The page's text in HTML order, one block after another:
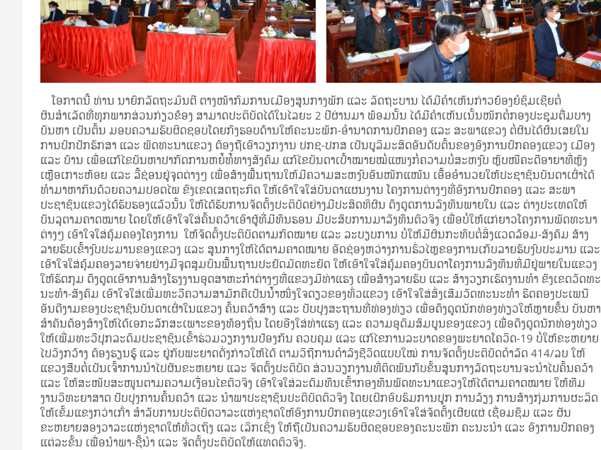
ໂອກາດນີ້ ທ່ານ ນາຍົກລັດຖະມົນຕີ ຕາງໜ້າກົມການເມືອງສູນກາງພັກ ແລະ ລັດຖະບານ ໄດ້ມີຄຳເຫັນກ່າວຍ້ອງຍໍຊົມເຊີຍຕໍ່
ຜົນສຳເລັດທີ່ທຸກພາກສ່ວນກ່ຽວຂ້ອງ ສາມາດປະຕິບັດໄດ້ໃນໄລຍະ 2 ປີຜ່ານມາ ພ້ອມນັ້ນ ໄດ້ມີຄຳເຫັນເນັ້ນໜັກຕໍ່ກອງປະຊຸມຕື່ມບາງ
ບັນຫາ ເປັນຕົ້ນ ມອບຄວາມຮັບຜິດຊອບໂດຍກົງຮອບດ້ານໃຫ້ຄະນະພັກ-ອຳນາດການປົກຄອງ ແລະ ສະພາແຂວງ ຕໍ່ຜົນໄດ້ຜົນເສຍໃນ
ການປົກປັກຮັກສາ ແລະ ພັດທະນາແຂວງ ຕ້ອງຖືເອົາວຽກງານ ປກຊ-ປກສ ເປັນບູລິມະສິດອັນດັບຕົ້ນຂອງອົງການປົກຄອງແຂວງ ເມືອງ
ແລະ ບ້ານ ເພື່ອແກ້ໄຂບັນຫາປາກົດການຫຍໍ້ທໍ້ທາງສັງຄົມ ແກ້ໄຂບັນດາເປົ້າໝາຍໝໍ່ແໜງກໍ່ຄວາມບໍ່ສະຫງົບ ຫຼົບໜີຄະດີອາຍາທີ່ຫຼົງ
ເຫຼືອເກາະຫ້ອຍ ແລະ ລີ້ຊ່ອນຢູ່ຈຸດຕ່າງໆ ເພື່ອສ້າງພື້ນຖານໃຫ້ມີຄວາມສະຫງົບອັນໜັກແໜ້ນ ເອື້ອອໍານວຍໃຫ້ປະຊາຊົນບັນດາເຜົ່າໄດ້
ທໍາມາຫາກິນດ້ວຍຄວາມປອດໄພ ຂົງເຂດເສດຖະກິດ ໃຫ້ເອົາໃຈໃສ່ບັນດາແຜນງານ ໂຄງການຕ່າງໆທີ່ອົງການປົກຄອງ ແລະ ສະພາ
ປະຊາຊົນແຂວງໄດ້ຮັບຮອງແລ້ວນັ້ນ ໃຫ້ໄດ້ຮັບການຈັດຕັ້ງປະຕິບັດຢ່າງມີປະສິດທິຜົນ ດຶງດູດການລົງທຶນພາຍໃນ ແລະ ຕ່າງປະເທດໃຫ້
ບັນລຸຕາມຄາດໝາຍ ໂດຍໃຫ້ເອົາໃຈໃສ່ຄົ້ນຄວ້າເອົາຜູ້ທີ່ມີທຶນຮອນ ມີປະສົບການມາລົງທຶນຕົວຈິງ ເພື່ອບໍ່ໃຫ້ແກ່ຍາວໂຄງການພັດທະນາ
ຕ່າງໆ ເອົາໃຈໃສ່ຄຸ້ມຄອງໂຄງການ ໃຫ້ຈັດຕັ້ງປະຕິບັດຕາມກົດໝາຍ ແລະ ລະບຽບການ ບໍ່ໃຫ້ມີຜົນກະທົບຕໍ່ສິ່ງແວດລ້ອມ-ສັງຄົມ ສ້າງ
ລາຍຮັບເຂົ້າງົບປະມານຂອງແຂວງ ແລະ ສູນກາງໃຫ້ໄດ້ຕາມຄາດໝາຍ ອັດຊ່ອງຫວ່າງການຮົ່ວໄຫຼຂອງການເກັບລາຍຮັບງົບປະມານ ແລະ
ເອົາໃຈໃສ່ຄຸ້ມຄອງລາຍຈ່າຍຢ່າງມີຈຸດສຸມບົນພື້ນຖານປະຢັດມັດທະຍັດ ໃຫ້ເອົາໃຈໃສ່ຄຸ້ມຄອງບັນດາໂຄງການລົງທຶນທີ່ມີຢູ່ພາຍໃນແຂວງ
ໃຫ້ຮັດກຸມ ດຶງດູດເອົາການສ້າງໂຮງງານອຸດສາຫະກໍາຕ່າງໆທີ່ແຂວງມີທ່າແຮງ ເພື່ອສ້າງລາຍຮັບ ແລະ ສ້າງວຽກເຮັດງານທໍາ ຂົງເຂດວັດທະ
ນະທໍາ-ສັງຄົມ ເອົາໃຈໃສ່ເພີ່ມທະວີຄວາມສາມັກຄີເປັນນ້ຳໜຶ່ງໃຈດຽວຂອງທົ່ວແຂວງ ເອົາໃຈໃສ່ສົ່ງເສີມວັດທະນະທໍາ ຮີດຄອງປະເພນີ
ອັນດີງາມຂອງປະຊາຊົນບັນດາເຜົ່າໃນແຂວງ ຄົ້ນຄວ້າສ້າງ ແລະ ປັບປຸງສະຖານທີ່ທ່ອງທ່ຽວ ເພື່ອດຶງດູດນັກທ່ອງທ່ຽວໃຫ້ຫຼາຍຂຶ້ນ ບັນຫາ
ສໍາຄັນຕ້ອງສ້າງໃຫ້ໄດ້ເອກະລັກສະເພາະຂອງທ້ອງຖິ່ນ ໂດຍອີງໃສ່ທ່າແຮງ ແລະ ຄວາມອຸດົມສົມບູນຂອງແຂວງ ເພື່ອດຶງດູດນັກທ່ອງທ່ຽວ
ໃຫ້ເພີ່ມທະວີປຸກລະດົມປະຊາຊົນເຂົ້າຮ່ວມວຽກງານປ້ອງກັນ ຄວບຄຸມ ແລະ ແກ້ໄຂການລະບາດຂອງພະຍາດໂຄວິດ-19 ບໍ່ໃຫ້ຂະຫຍາຍ
ໄປວົງກວ້າງ ຕ້ອງຮຽນຮູ້ ແລະ ຢູ່ກັບພະຍາດດັ່ງກ່າວໃຫ້ໄດ້ ຕາມວິຖີການດໍາລົງຊີວິດແບບໃໝ່ ການຈັດຕັ້ງປະຕິບັດດຳລັດ 414/ລບ ໃຫ້
ແຂວງສືບຕໍ່ເປັນເຈົ້າການນຳໄປຜັນຂະຫຍາຍ ແລະ ຈັດຕັ້ງປະຕິບັດ ສ່ວນວຽກງານທີ່ຕິດພັນກັບຂັ້ນສູນກາງລັດຖະບານຈະນຳໄປຄົ້ນຄວ້າ
ແລະ ໃຫ້ສະໜັບສະໜູນຕາມຄວາມເງື່ອນໄຂຕົວຈິງ ເອົາໃຈໃສ່ລະດົມທຶນເຂົ້າກອງທຶນພັດທະນາແຂວງໃຫ້ໄດ້ຕາມຄາດໝາຍ ໃຫ້ທີມ
ງານວິທະຍາສາດ ປັບປຸງການຄົ້ນຄວ້າ ແລະ ນໍາພາປະຊາຊົນປະຕິບັດຕົວຈິງ ໂດຍເຝິກອົບຮົມການປູກ ການລ້ຽງ ການສ້າງກຸ່ມການຜະລິດ
ໃຫ້ເຂັ້ມແຂງກວ່າເກົ່າ ສຳລັບການປະຕິບັດວາລະແຫ່ງຊາດໃຫ້ອົງການປົກຄອງແຂວງເອົາໃຈໃສ່ຈັດຕັ້ງເຜີຍແຜ່ ເຊື່ອມຊຶມ ແລະ ຜັນ
ຂະຫຍາຍສອງວາລະແຫ່ງຊາດໃຫ້ທົ່ວເຖິງ ແລະ ເລິກເຊິ່ງ ໃຫ້ຖືເປັນຄວາມຮັບຜິດຊອບຂອງຄະນະພັກ ຄະນະນໍາ ແລະ ອົງການປົກຄອງ
ແຕ່ລະຂັ້ນ ເພື່ອນໍາພາ-ຊີ້ນໍາ ແລະ ຈັດຕັ້ງປະຕິບັດໃຫ້ແທດຕົວຈິງ.